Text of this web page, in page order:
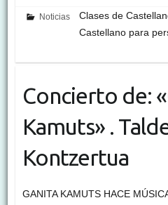
Noticias
Clases de
Castellano para
Concierto de:
Kamuts» .
Kontzertua
GANITA KAMUTS HACE